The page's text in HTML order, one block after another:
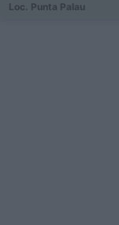
Loc. Punta Palau